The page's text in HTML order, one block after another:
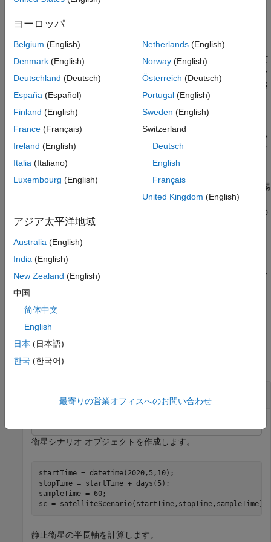
地上軌跡の視覚化を追加します。地上トラックはシナリオ
StartTimeから始まり、StopTimeで終わります。地上軌跡の視
覚化を構成するサンプル間の間隔は、シナリオSampleTime
って決定されます。ビューアーが開いていない場合は、新しいビ
ューアーが起動され、地上トラックが表示されます。ビューアー
がすでに開いている場合は、地上トラックがそのビューアーに追
加されます。デフォルトでは、地上の軌跡は 2D で表示されま
す。
groundTrack( pltf
内の各プラットフォームの現在の位
置に基づいて、地上の軌跡の視覚化を追加します。地上トラック
はシナリオ
から始まり、StopTime
SampleTime によって決定されます。ビューアーが開いていない場
合は、新しいビューアーが起動され、地上トラックが表示されま
す。ビューアーがすでに開いている場合は、地上トラックがその
ビューアーに追加されます。デフォルトでは、地上の軌跡は 2D
で表示されます。
groundTrack(
使用してgroundTrack
オブジェクトを追加します。各プロパティ
名を引用符で囲みます。
例
例
すべて折りたたむ
衛星シナリオ オブジェクトを作成します。
startTime = datetime(2020,5,10);
stopTime = startTime + days(5);
sampleTime = 60;
sc = satelliteScenario(startTime,stopTime,sampleTime);
静止衛星の半長軸を計算します。
ヨーロッパ
Belgium (English)
Denmark (English)
Deutschland (Deutsch)
España (Español)
Finland (English)
France (Français)
Ireland (English)
Italia (Italiano)
Luxembourg (English)
Netherlands(English)
Norway(English)
Österreich (Deutsch)
Portugal(English)
Sweden (English)
Switzerland
Deutsch
English
Français
United Kingdom (English)
アジア太平洋地域
Australia (English)
India (English)
New Zealand (English)
中国
简体中文
English
日本 (日本語)
한국 (한국어)
最寄りの営業オフィスへのお問い合わせ